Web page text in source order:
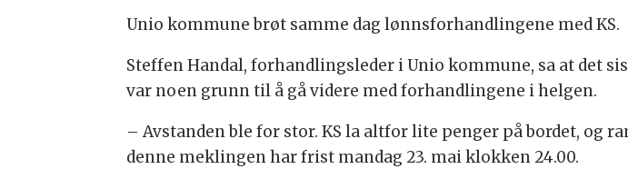
Unio kommune brøt samme dag lønnsforhandlingene med KS.
Steffen Handal, forhandlingsleder i Unio kommune, sa at det
var noen grunn til å gå videre med forhandlingene i helgen.
– Avstanden ble for stor. KS la altfor lite penger på bordet, og
denne meklingen har frist mandag 23. mai klokken 24.00.